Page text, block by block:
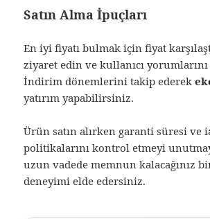
Satın Alma İpuçları
En iyi fiyatı bulmak için fiyat
ziyaret edin ve kullanıcı
İndirim dönemlerini takip ederek
yatırım yapabilirsiniz.
Ürün satın alırken garanti süresi ve
politikalarını kontrol etmeyi
uzun vadede memnun kalacağınız
deneyimi elde edersiniz.